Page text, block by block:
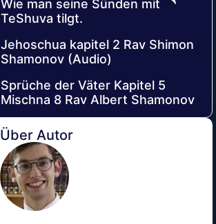
Wie man seine Sünden mit
TeShuva tilgt.
Jehoschua kapitel 2 Rav Shimon
Shamonov (Audio)
Sprüche der Väter Kapitel 5
Mischna 8 Rav Albert Shamonov
Über Autor